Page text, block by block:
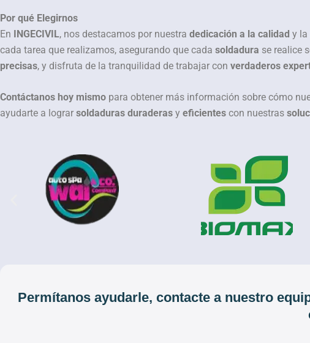
Por qué Elegirnos
En INGECIVIL, nos destacamos por nuestra dedicación a la calidad y la
cada tarea que realizamos, asegurando que cada soldadura se realice
precisas, y disfruta de la tranquilidad de trabajar con verdaderos
Contáctanos hoy mismo para obtener más información sobre cómo
ayudarte a lograr soldaduras duraderas y eficientes con nuestras
Permítanos ayudarle, contacte a nuestro